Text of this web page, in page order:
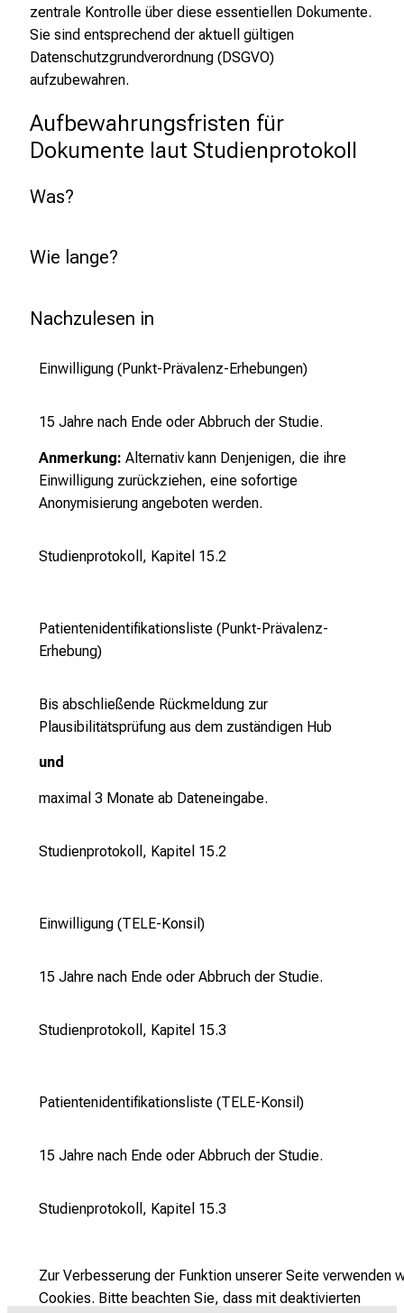
Zur Verbesserung der Funktion unserer Seite verwenden
Cookies. Bitte beachten Sie, dass mit deaktivierten
zentrale Kontrolle über diese essentiellen Dokumente.
Sie sind entsprechend der aktuell gültigen
Datenschutzgrundverordnung (DSGVO)
aufzubewahren.
Aufbewahrungsfristen für
Dokumente laut Studienprotokoll
Was?
Wie lange?
Nachzulesen in
Einwilligung (Punkt-Prävalenz-Erhebungen)
15 Jahre nach Ende oder Abbruch der Studie.
Anmerkung: Alternativ kann Denjenigen, die ihre
Einwilligung zurückziehen, eine sofortige
Anonymisierung angeboten werden.
Studienprotokoll, Kapitel 15.2
Patientenidentifikationsliste (Punkt-Prävalenz-
Erhebung)
Bis abschließende Rückmeldung zur
Plausibilitätsprüfung aus dem zuständigen Hub
und
maximal 3 Monate ab Dateneingabe.
Studienprotokoll, Kapitel 15.2
Einwilligung (TELE-Konsil)
15 Jahre nach Ende oder Abbruch der Studie.
Studienprotokoll, Kapitel 15.3
Patientenidentifikationsliste (TELE-Konsil)
15 Jahre nach Ende oder Abbruch der Studie.
Studienprotokoll, Kapitel 15.3